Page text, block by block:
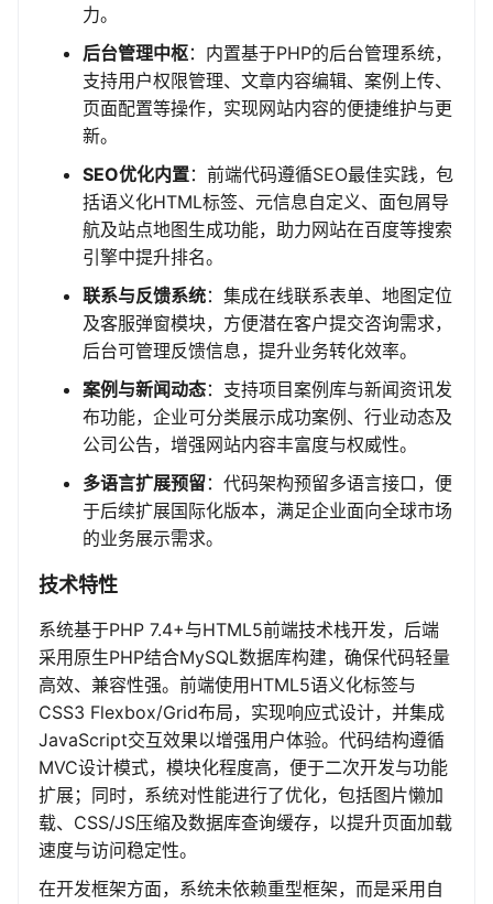
力。
后台管理中枢：内置基于PHP的后台管理系统，
支持用户权限管理、文章内容编辑、案例上传、
页面配置等操作，实现网站内容的便捷维护与更
新。
SEO优化内置：前端代码遵循SEO最佳实践，包
括语义化HTML标签、元信息自定义、面包屑导
航及站点地图生成功能，助力网站在百度等搜索
引擎中提升排名。
联系与反馈系统：集成在线联系表单、地图定位
及客服弹窗模块，方便潜在客户提交咨询需求，
后台可管理反馈信息，提升业务转化效率。
案例与新闻动态：支持项目案例库与新闻资讯发
布功能，企业可分类展示成功案例、行业动态及
公司公告，增强网站内容丰富度与权威性。
多语言扩展预留：代码架构预留多语言接口，便
于后续扩展国际化版本，满足企业面向全球市场
的业务展示需求。
技术特性
系统基于PHP 7.4+与HTML5前端技术栈开发，后端
采用原生PHP结合MySQL数据库构建，确保代码轻量
高效、兼容性强。前端使用HTML5语义化标签与
CSS3 Flexbox/Grid布局，实现响应式设计，并集成
JavaScript交互效果以增强用户体验。代码结构遵循
MVC设计模式，模块化程度高，便于二次开发与功能
扩展；同时，系统对性能进行了优化，包括图片懒加
载、CSS/JS压缩及数据库查询缓存，以提升页面加载
速度与访问稳定性。
在开发框架方面，系统未依赖重型框架，而是采用自